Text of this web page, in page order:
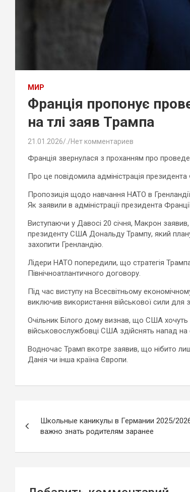
МИР
Франція пропонує
на тлі заяв Трампа
21.01.2026 Нет комментариев
Франція звернулася з проханням про
Про це повідомила адміністрація
Пропозиція щодо навчання НАТО в Гренландії
Як заявили в адміністрації президента
Виступаючи у Давосі 20 січня, Макрон
президенту США Дональду Трампу, який
захопити Гренландію.
Лідери НАТО попередили, що стратегія
Північноатлантичного договору.
Під час виступу на Всесвітньому
виключив використання військової сили для
Очільник Білого дому визнав, що США хочуть
військовослужбовці США здійснять напад на
Водночас Трамп вкотре заявив, що нібито
Данія чи інша країна Європи.
по
записям
Школьные каникулы в Германии 2025/
важно знать родителям заранее